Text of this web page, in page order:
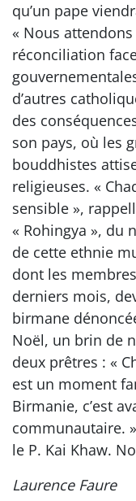
qu’un pape
« Nous
réconciliation
d’autres
des
son pays, où les
bouddhistes
religieuses. «
sensible »,
« Rohingya », du
de cette ethnie
dont les
derniers mois,
birmane
Noël, un brin de
deux prêtres : «
est un moment
Birmanie, c’est
communautaire.
le P. Kai Khaw.
Laurence Faure